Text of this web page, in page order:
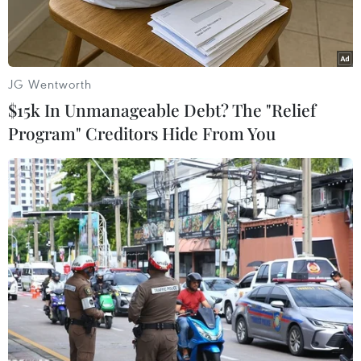
Dự báo giá lợn hơi dự kiến sẽ duy trì ở mức cao tuy nhiên khó
có khả năng tăng đột biến nếu công tác phòng chống dịch
bệnh được thực hiện tốt. (Ảnh: PV/Vietnam+)
Theo báo cáo của Bộ Nông nghiệp và Môi
JG Wentworth
$15k In Unmanageable Debt? The "Relief
Program" Creditors Hide From You